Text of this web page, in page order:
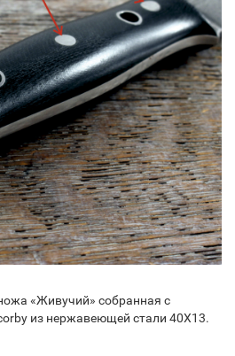
«Живучий» собранная с
из нержавеющей стали 40Х13.